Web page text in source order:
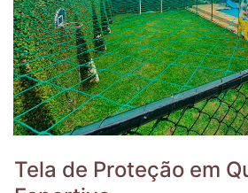
Tela de Proteção em